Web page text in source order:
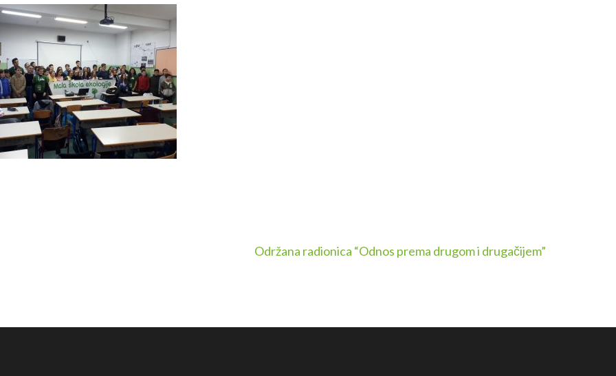
Održana radionica “Odnos prema drugom i drugačijem”